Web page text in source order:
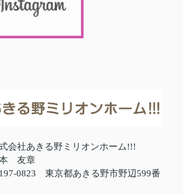
会社あきる野ミリオンホーム!!!
友章
0823 東京都あきる野市野辺599番